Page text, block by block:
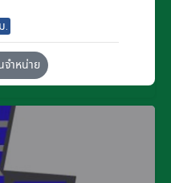
.
ำหน่าย